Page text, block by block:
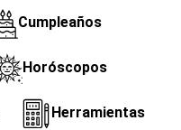
Cumpleaños
Horóscopos
Herramientas